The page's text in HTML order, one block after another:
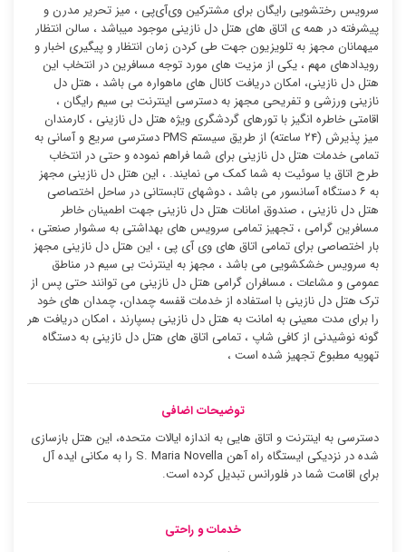
سرویس رختشویی رایگان برای مشترکین وی‌آی‌پی ، میز تحریر مدرن و
پیشرفته در همه ی اتاق های هتل دل نازینی موجود میباشد ، سالن انتظار
میهمانان مجهز به تلویزیون جهت طی کردن زمان انتظار و پیگیری اخبار و
رویدادهای مهم ، یکی از مزیت های مورد توجه مسافرین در انتخاب این
هتل دل نازینی، امکان دریافت کانال های ماهواره می باشد ، هتل دل
نازینی ورزشی و تفریحی مجهز به دسترسی اینترنت بی سیم رایگان ،
اقامتی خاطره انگیز با تورهای گردشگری ویژه هتل دل نازینی ، کارمندان
میز پذیرش (۲۴ ساعته) از طریق سیستم PMS دسترسی سریع و آسانی به
تمامی خدمات هتل دل نازینی برای شما فراهم نموده و حتی در انتخاب
طرح اتاق یا سوئیت به شما کمک می نمایند. ، این هتل دل نازینی مجهز
به ۶ دستگاه آسانسور می باشد ، دوشهای تابستانی در ساحل اختصاصی
هتل دل نازینی ، صندوق امانات هتل دل نازینی جهت اطمینان خاطر
مسافرین گرامی ، تجهیز تمامی سرویس های بهداشتی به سشوار صنعتی ،
بار اختصاصی برای تمامی اتاق های وی آی پی ، این هتل دل نازینی مجهز
به سرویس خشکشویی می باشد ، مجهز به اینترنت بی سیم در مناطق
عمومی و مشاعات ، مسافران گرامی هتل دل نازینی می توانند حتی پس از
ترک هتل دل نازینی با استفاده از خدمات قفسه چمدان، چمدان های خود
را برای مدت معینی به امانت به هتل دل نازینی بسپارند ، امکان دریافت هر
گونه نوشیدنی از کافی شاپ ، تمامی اتاق های هتل دل نازینی به دستگاه
تهویه مطبوع تجهیز شده است ،
توضیحات اضافی
دسترسی به اینترنت و اتاق هایی به اندازه ایالات متحده، این هتل بازسازی
شده در نزدیکی ایستگاه راه آهن S. Maria Novella را به مکانی ایده آل
برای اقامت شما در فلورانس تبدیل کرده است.
خدمات و راحتی